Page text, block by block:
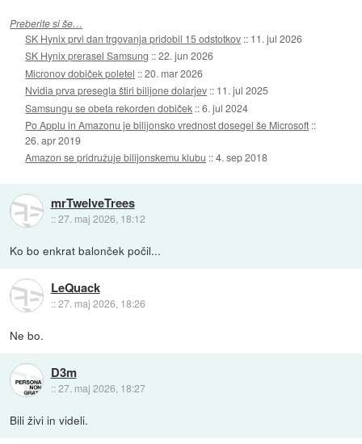
Preberite si še…
SK Hynix prvi dan trgovanja pridobil 15 odstotkov :: 11. jul 2026
SK Hynix prerasel Samsung ::22. jun 2026
Micronov dobiček poletel ::20. mar 2026
Nvidia prva presegla štiri bilijone dolarjev :: 11. jul 2025
Samsungu se obeta rekorden dobiček ::6. jul 2024
Po Applu in Amazonu je bilijonsko vrednost dosegel še Microsoft ::
26. apr 2019
Amazon se pridružuje bilijonskemu klubu ::4. sep 2018
mrTwelveTrees
::27. maj 2026, 18:12
Ko bo enkrat balonček počil...
LeQuack
::27. maj 2026, 18:26
Ne bo.
D3m
::27. maj 2026, 18:27
Bili živi in videli.